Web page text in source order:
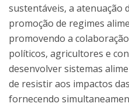
sustentáveis, a atenuação
promoção de regimes
promovendo a
políticos, agricultores e
desenvolver sistemas
de resistir aos impactos
fornecendo